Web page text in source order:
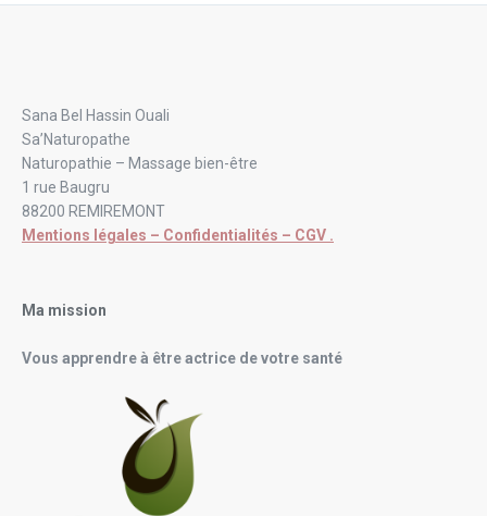
Sana Bel Hassin Ouali
Sa’Naturopathe
Naturopathie – Massage bien-être
1 rue Baugru
88200 REMIREMONT
Mentions légales – Confidentialités – CGV .
Ma mission
Vous apprendre à être actrice de votre santé